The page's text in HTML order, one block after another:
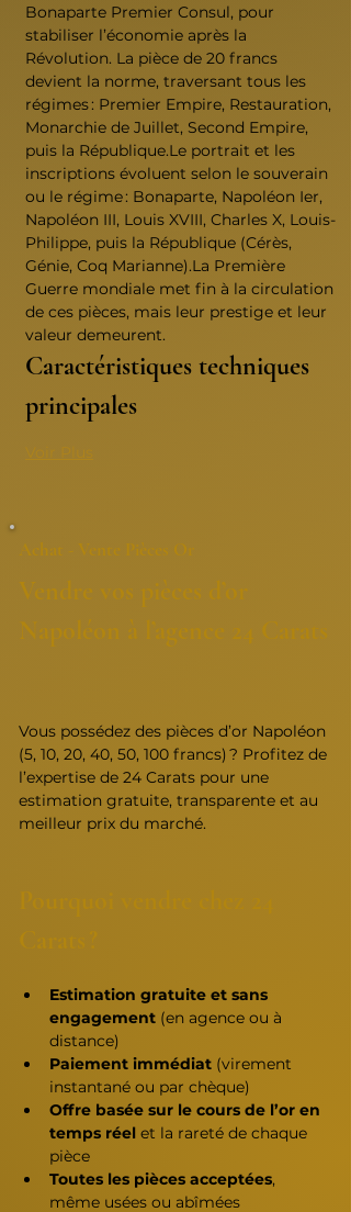
Bonaparte Premier Consul, pour
stabiliser l’économie après la
Révolution. La pièce de 20 francs
devient la norme, traversant tous les
régimes : Premier Empire, Restauration,
Monarchie de Juillet, Second Empire,
puis la République.Le portrait et les
inscriptions évoluent selon le souverain
ou le régime : Bonaparte, Napoléon Ier,
Napoléon III, Louis XVIII, Charles X, Louis-
Philippe, puis la République (Cérès,
Génie, Coq Marianne).La Première
Guerre mondiale met fin à la circulation
de ces pièces, mais leur prestige et leur
valeur demeurent.
Caractéristiques techniques
principales
Achat - Vente Pièces Or
Vendre vos pièces d’or
Napoléon à l’agence 24 Carats
Vous possédez des pièces d’or Napoléon
(5, 10, 20, 40, 50, 100 francs) ? Profitez de
l’expertise de 24 Carats pour une
estimation gratuite, transparente et au
meilleur prix du marché.
Estimation gratuite et sans
engagement (en agence ou à
distance)
Paiement immédiat (virement
instantané ou par chèque)
Offre basée sur le cours de l’or en
temps réel et la rareté de chaque
pièce
Toutes les pièces acceptées,
même usées ou abîmées